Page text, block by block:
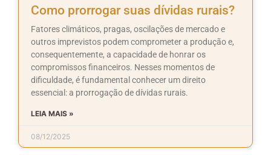
Como prorrogar suas dívidas rurais?
Fatores climáticos, pragas, oscilações de mercado e
outros imprevistos podem comprometer a produção e,
consequentemente, a capacidade de honrar os
compromissos financeiros. Nesses momentos de
dificuldade, é fundamental conhecer um direito
essencial: a prorrogação de dívidas rurais.
LEIA MAIS »
08/12/2025